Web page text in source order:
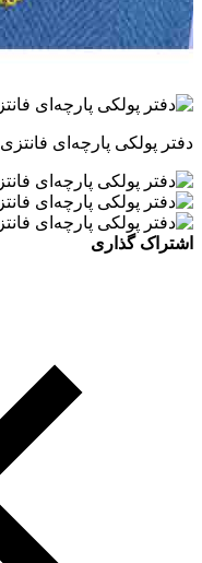
دفتر پولکی پارچه‌ای فانتزی
اشتراک گذاری